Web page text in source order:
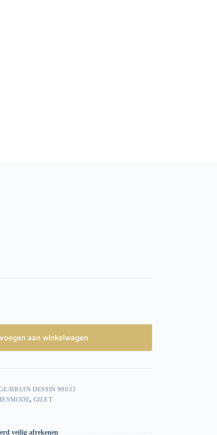
aan winkelwagen
BRUIN DESSIN 99033
, GILET
veilig afrekenen